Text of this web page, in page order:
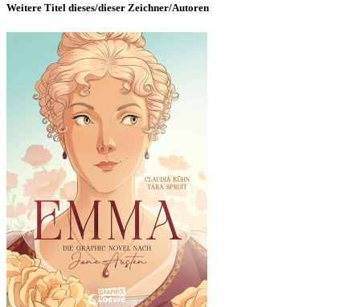
Weitere Titel dieses/dieser Zeichner/Autoren